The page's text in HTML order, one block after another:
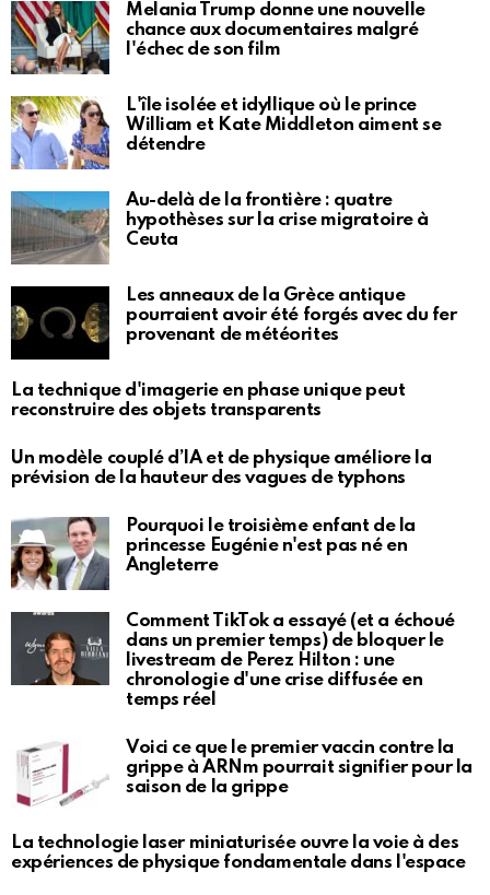
Melania Trump donne une nouvelle
chance aux documentaires malgré
l'échec de son film
L'île isolée et idyllique où le prince
William et Kate Middleton aiment se
détendre
Au-delà de la frontière : quatre
hypothèses sur la crise migratoire à
Ceuta
Les anneaux de la Grèce antique
pourraient avoir été forgés avec du fer
provenant de météorites
La technique d'imagerie en phase unique peut
reconstruire des objets transparents
Un modèle couplé d’IA et de physique améliore la
prévision de la hauteur des vagues de typhons
Pourquoi le troisième enfant de la
princesse Eugénie n'est pas né en
Angleterre
Comment TikTok a essayé (et a échoué
dans un premier temps) de bloquer le
livestream de Perez Hilton : une
chronologie d'une crise diffusée en
temps réel
Voici ce que le premier vaccin contre la
grippe à ARNm pourrait signifier pour la
saison de la grippe
La technologie laser miniaturisée ouvre la voie à des
expériences de physique fondamentale dans l'espace